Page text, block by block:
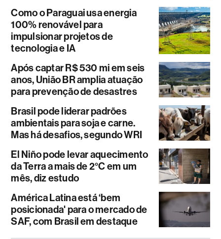
Como o Paraguai usa energia
100% renovável para
impulsionar projetos de
tecnologia e IA
Após captar R$ 530 mi em seis
anos, União BR amplia atuação
para prevenção de desastres
Brasil pode liderar padrões
ambientais para soja e carne.
Mas há desafios, segundo WRI
El Niño pode levar aquecimento
da Terra a mais de 2°C em um
mês, diz estudo
América Latina está ‘bem
posicionada' para o mercado de
SAF, com Brasil em destaque